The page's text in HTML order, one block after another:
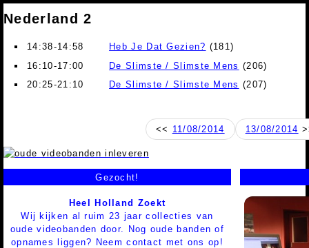
Nederland 2
14:38-14:58 Heb Je Dat Gezien? (181)
16:10-17:00
De Slimste / Slimste Mens (206)
20:25-21:10
De Slimste / Slimste Mens (207)
<< 11/08/2014 13/08/2014
Gezocht!
Heel Holland Zoekt
Wij kijken al ruim 23 jaar collecties van
oude videobanden door. Nog oude banden of
opnames liggen? Neem contact met ons op!